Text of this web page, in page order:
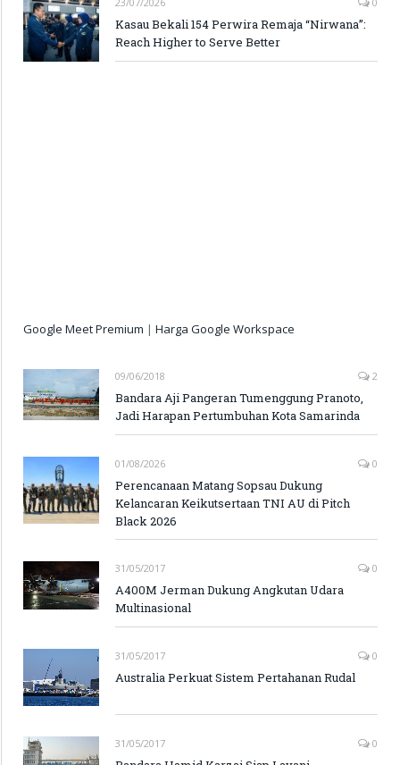
Kasau Bekali 154 Perwira Remaja “Nirwana”:
Reach Higher to Serve Better
Google Meet Premium | Harga Google Workspace
09/06/2018 2
Bandara Aji Pangeran Tumenggung Pranoto,
Jadi Harapan Pertumbuhan Kota Samarinda
01/08/2026 0
Perencanaan Matang Sopsau Dukung
Kelancaran Keikutsertaan TNI AU di Pitch
Black 2026
31/05/2017 0
A400M Jerman Dukung Angkutan Udara
Multinasional
31/05/2017 0
Australia Perkuat Sistem Pertahanan Rudal
31/05/2017 0